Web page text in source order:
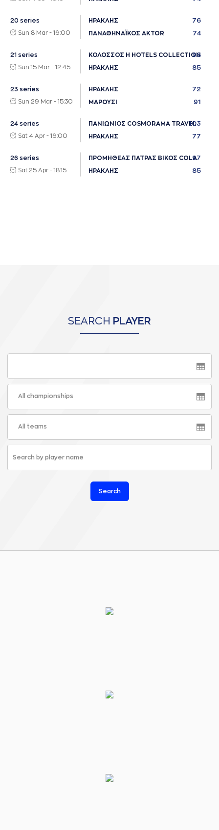
20 series
Sun 8 Mar - 16:00
ΗΡΑΚΛΗΣ 76
ΠΑΝΑΘΗΝΑΪΚΟΣ AKTOR 74
21 series
Sun 15 Mar - 12:45
ΚΟΛΟΣΣΟΣ H HOTELS COLLECTION
98
ΗΡΑΚΛΗΣ 85
23 series
Sun 29 Mar - 15:30
ΗΡΑΚΛΗΣ 72
ΜΑΡΟΥΣΙ 91
24 series
Sat 4 Apr - 16:00
ΠΑΝΙΩΝΙΟΣ COSMORAMA TRAVEL
103
ΗΡΑΚΛΗΣ 77
26 series
Sat 25 Apr - 18:15
ΠΡΟΜΗΘΕΑΣ ΠΑΤΡΑΣ ΒΙΚΟΣ COLA97
ΗΡΑΚΛΗΣ 85
SEARCH PLAYER
All championships
All teams
Search